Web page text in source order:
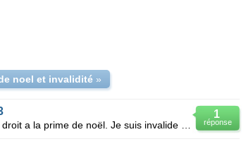
noel et invalidité»
1
réponse